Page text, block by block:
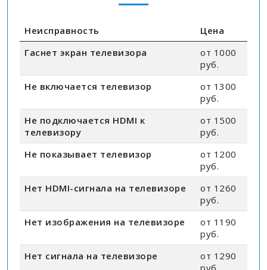
Неисправность
Цена
Гаснет экран телевизора
от 1000
руб.
Не включается телевизор
от 1300
руб.
Не подключается HDMI к
телевизору
от 1500
руб.
Не показывает телевизор
от 1200
руб.
Нет HDMI-сигнала на телевизоре
от 1260
руб.
Нет изображения на телевизоре
от 1190
руб.
Нет сигнала на телевизоре
от 1290